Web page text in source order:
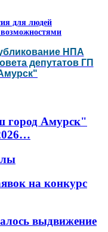
для людей
НПА
депутатов ГП
город Амурск"
на конкурс
выдвижение